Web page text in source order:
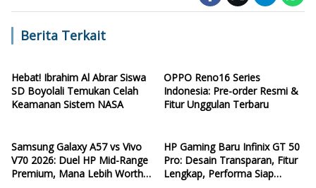
Berita Terkait
Hebat! Ibrahim Al Abrar Siswa
SD Boyolali Temukan Celah
Keamanan Sistem NASA
OPPO Reno16 Series
Indonesia: Pre-order Resmi &
Fitur Unggulan Terbaru
Samsung Galaxy A57 vs Vivo
V70 2026: Duel HP Mid-Range
Premium, Mana Lebih Worth
HP Gaming Baru Infinix GT 50
Pro: Desain Transparan, Fitur
Lengkap, Performa Siap